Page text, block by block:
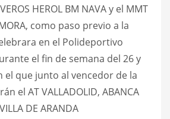
HEROL BM NAVA y el MMT
como paso previo a la
en el Polideportivo
el fin de semana del 26 y
el que junto al vencedor de la
el AT VALLADOLID, ABANCA
DE ARANDA